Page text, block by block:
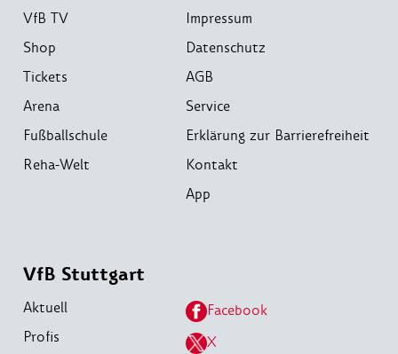
VfB TV
Shop
Tickets
Arena
Fußballschule
Reha-Welt
Impressum
Datenschutz
AGB
Service
Erklärung zur Barrierefreiheit
Kontakt
App
VfB Stuttgart
Aktuell
Profis
Facebook
X